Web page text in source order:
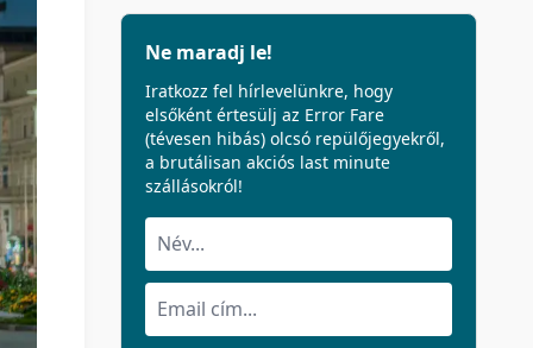
Ne maradj le!
Iratkozz fel hírlevelünkre, hogy
elsőként értesülj az Error Fare
(tévesen hibás) olcsó repülőjegyekről,
a brutálisan akciós last minute
szállásokról!